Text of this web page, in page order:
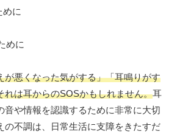
めに
めに
が悪くなった気がする」「耳鳴りがす
れは耳からのSOSかもしれません。耳
音や情報を認識するために非常に大切
の不調は、日常生活に支障をきたすだ